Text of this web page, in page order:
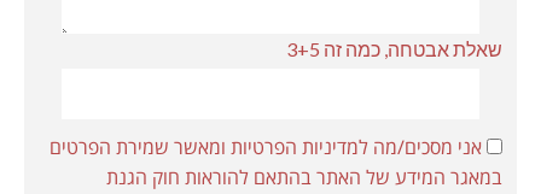
שאלת אבטחה, כמה זה 3+5
אני מסכים/מה למדיניות הפרטיות ומאשר שמירת הפרטים
במאגר המידע של האתר בהתאם להוראות חוק הגנת